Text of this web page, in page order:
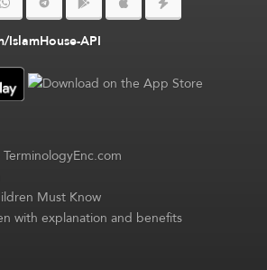
API
TerminologyEnc.com
Must Know
with explanation and benefits